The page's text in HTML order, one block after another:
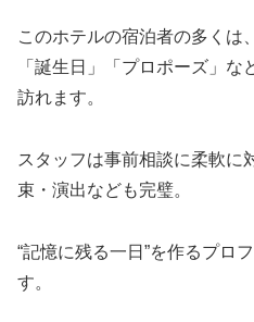
このホテルの宿泊者の多くは
「誕生日」「プロポーズ」
訪れます。
スタッフは事前相談に柔軟に
束・演出なども完璧。
“記憶に残る一日”を作るプロ
す。